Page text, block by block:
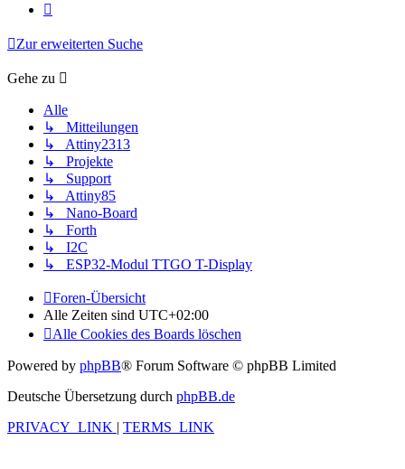
Zur erweiterten Suche
Gehe zu
Alle
↳ Mitteilungen
↳ Attiny2313
↳ Projekte
↳ Support
↳ Attiny85
↳ Nano-Board
↳ Forth
↳ I2C
↳ ESP32-Modul TTGO T-Display
Foren-Übersicht
Alle Zeiten sind UTC+02:00
Alle Cookies des Boards löschen
Powered by phpBB® Forum Software © phpBB Limited
Deutsche Übersetzung durch phpBB.de
PRIVACY_LINK
TERMS_LINK